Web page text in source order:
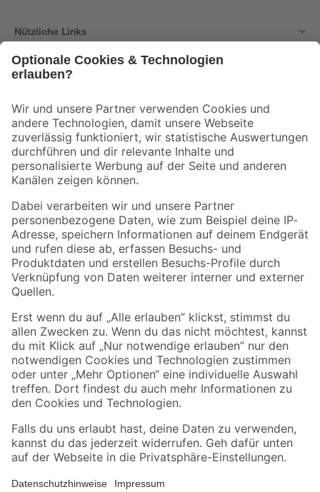
Nützliche Links
Der toom Newsletter: Keine Angebote und Aktionen mehr verpassen!
Zur Newsletter Anmeldung
Folge uns
Zahlungsarten Versandarten
Sicher einkaufen
Jetzt die toom-App herunterladen
Alle Preisangaben in EUR inkl. gesetzl. MwSt.. Die dargestellten Angebote sind unter
Umständen nicht in allen Märkten verfügbar. Die angegebenen Verfügbarkeiten beziehen
Produkte nur solange der Vorrat reicht.
*Paketversand ab 59 € versandkostenfrei, gilt nicht für Artikel mit Speditionsversand, hier